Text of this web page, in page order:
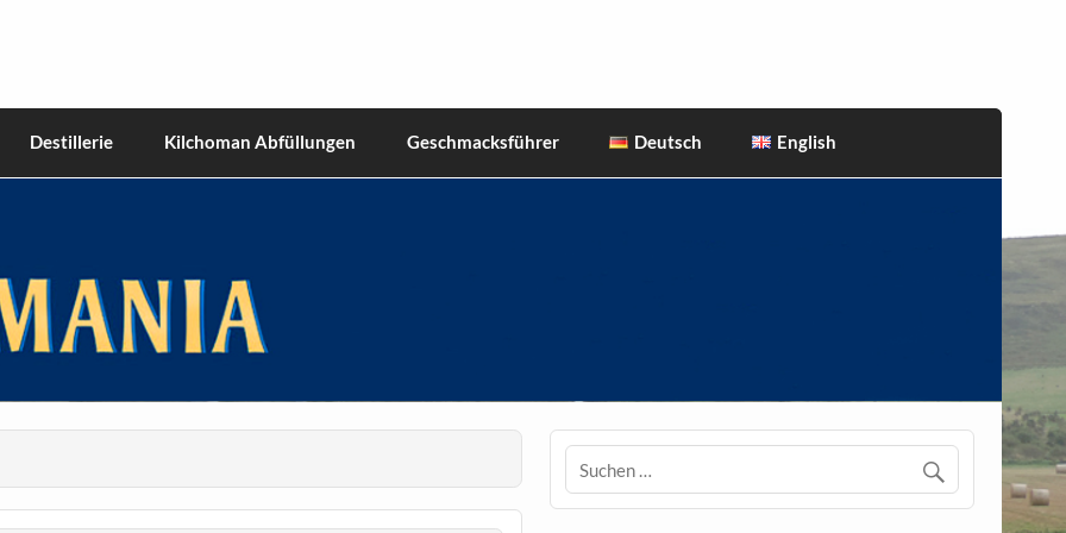
Destillerie Kilchoman Abfüllungen Geschmacksführer Deutsch English